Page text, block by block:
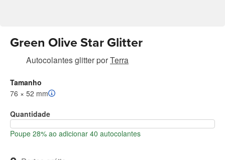
Green Olive Star Glitter
Autocolantes glitterporTerra
Tamanho
76 × 52 mm
Quantidade
Poupe 28% ao adicionar 40 autocolantes